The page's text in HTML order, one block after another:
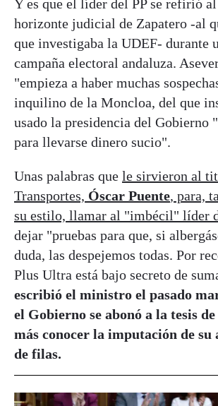
Y es que el líder del PP se refirió
horizonte judicial de Zapatero -al
que investigaba la UDEF- durante
campaña electoral andaluza.
"empieza a haber muchas
inquilino de la Moncloa, del que
usado la presidencia del Gobierno
para llevarse dinero sucio".
Unas palabras que le sirvieron al
Transportes, Óscar Puente, para,
su estilo, llamar al "imbécil" líder
dejar "pruebas para que, si
duda, las despejemos todas. Por
Plus Ultra está bajo secreto de
escribió el ministro el pasado
el Gobierno se abonó a la tesis
más conocer la imputación de su
de filas.